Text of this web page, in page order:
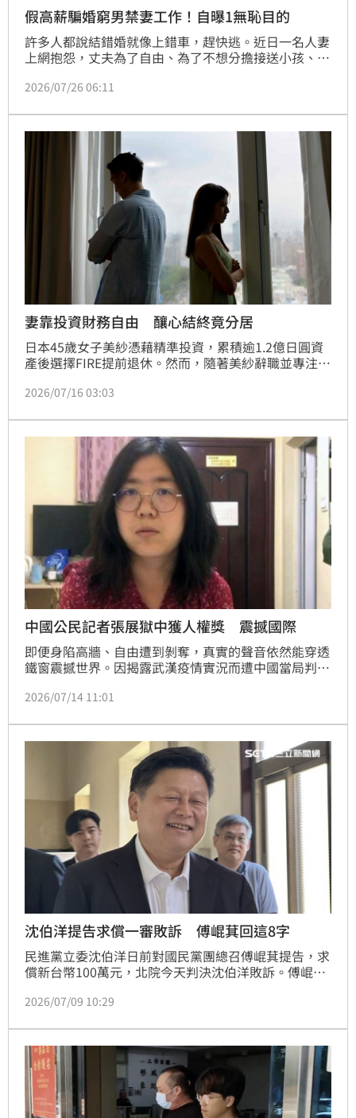
假高薪騙婚窮男禁妻工作！自曝1無恥目的
許多人都說結錯婚就像上錯車，趕快逃。近日一名人妻
上網抱怨，丈夫為了自由、為了不想分擔接送小孩、帶
2026/07/26 06:11
妻靠投資財務自由 釀心結終竟分居
日本45歲女子美紗憑藉精準投資，累積逾1.2億日圓資
產後選擇FIRE提前退休。然而，隨著美紗辭職並專注家
上收入差距與生活步調不一，最終導致兩人分居。專家
退休後夫妻角色轉換與心理平衡的重要性。此案例反映
出當代高壓職場下，夫妻若未妥善規劃退休後的生活重
心與溝通方式，極易引發家庭矛盾。財務自由不僅是數
字堆疊，如何維繫伴侶關係與家庭和諧，是實現提前退
休者必須正視的關鍵課題。
2026/07/16 03:03
中國公民記者張展獄中獲人權獎 震撼國際
即便身陷高牆、自由遭到剝奪，真實的聲音依然能穿透
鐵窗震撼世界。因揭露武漢疫情實況而遭中國當局判刑
前仍在獄中服刑，無法親自出席頒獎典禮，改由旅德作
從來不是免費的」，引發現場動容。(記者唐家興)
2026/07/14 11:01
沈伯洋提告求償一審敗訴 傅崐萁回這8字
民進黨立委沈伯洋日前對國民黨團總召傅崐萁提告，求
償新台幣100萬元，北院今天判決沈伯洋敗訴。傅崐萁
公共利益提出質疑與評論，不應被司法手段打壓。
2026/07/09 10:29